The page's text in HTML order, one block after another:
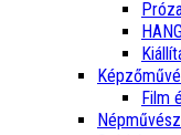
Film